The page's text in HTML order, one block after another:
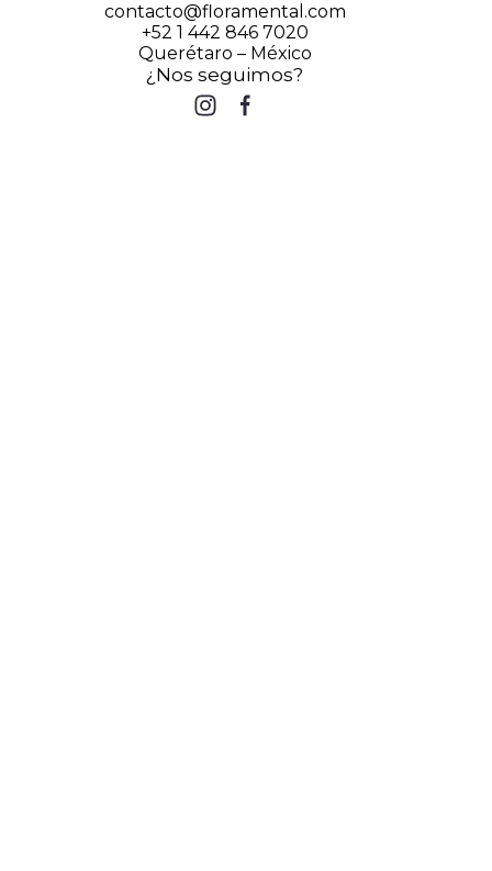
contacto@floramental.com
+52 1 442 846 7020
Querétaro – México
¿Nos seguimos?